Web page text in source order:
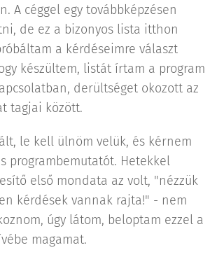
A céggel egy továbbképzésen
de ez a bizonyos lista itthon
a kérdéseimre választ
készültem, listát írtam a program
derültséget okozott az
tagjai között.
le kell ülnöm velük, és kérnem
programbemutatót. Hetekkel
első mondata az volt, "nézzük
kérdések vannak rajta!" - nem
úgy látom, beloptam ezzel a
magamat.